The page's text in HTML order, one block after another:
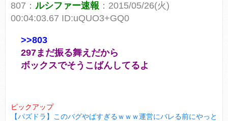
807： ルシファー速報 ：2015/05/26(火)
00:04:03.67 ID:uQUO3+GQ0
>>803
297まだ振る舞えだから
ボックスでそうこばんしてるよ
ピックアップ
【パズドラ】このバグやばすぎるｗｗｗ運営にバレる前にやっと